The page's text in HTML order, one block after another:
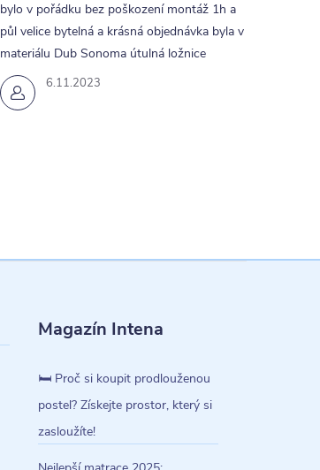
6.11.2023
bylo v pořádku bez poškození montáž 1h a
půl velice bytelná a krásná objednávka byla v
materiálu Dub Sonoma útulná ložnice
Magazín Intena
🛏️ Proč si koupit prodlouženou
postel? Získejte prostor, který si
zasloužíte!